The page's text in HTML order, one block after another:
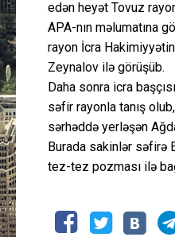
edən heyət Tovuz
APA-nın məlumatına
rayon İcra
Zeynalov ilə görüşüb.
Daha sonra icra
səfir rayonla tanış
sərhəddə yerləşən
Burada sakinlər səfirə
tez-tez pozması ilə